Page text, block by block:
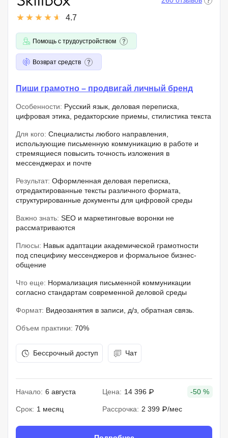
4.7
Помощь с трудоустройством
Возврат средств
Пиши грамотно – продвигай личный бренд
Особенности: Русский язык, деловая переписка,
цифровая этика, редакторские приемы, стилистика текста
Для кого: Специалисты любого направления,
использующие письменную коммуникацию в работе и
стремящиеся повысить точность изложения в
мессенджерах и почте
Результат: Оформленная деловая переписка,
отредактированные тексты различного формата,
структурированные документы для цифровой среды
Важно знать: SEO и маркетинговые воронки не
рассматриваются
Плюсы: Навык адаптации академической грамотности
под специфику мессенджеров и формальное бизнес-
общение
Что еще: Нормализация письменной коммуникации
согласно стандартам современной деловой среды
Формат: Видеозанятия в записи, д/з, обратная связь.
Объем практики: 70%
Бессрочный доступ Чат
Начало: 6 августа Цена: 14 396 ₽ -50 %
Срок: 1 месяц Рассрочка: 2 399 ₽/мес